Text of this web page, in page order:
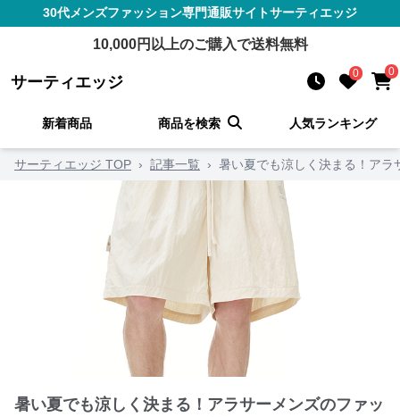
30代メンズファッション専門通販サイトサーティエッジ
10,000円以上のご購入で送料無料
サーティエッジ 0 0
新着商品 商品を検索 人気ランキング
サーティエッジ TOP › 記事一覧 › 暑い夏でも涼しく決まる！ア
暑い夏でも涼しく決まる！アラサーメンズのファッ